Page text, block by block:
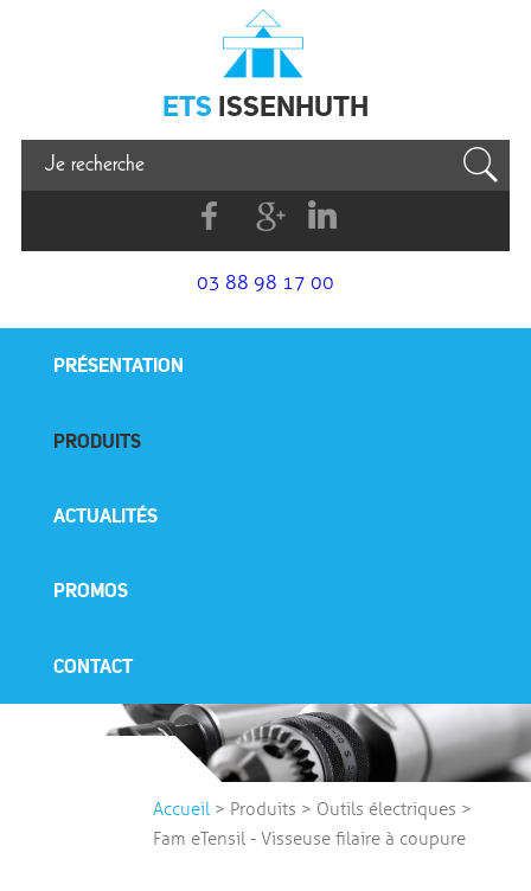
Issenhuth
ETS ISSENHUTH
FacebookG+
Linkedin
03 88 98 17 00
PRÉSENTATION
PRODUITS
ACTUALITÉS
PROMOS
CONTACT
Accueil > Produits > Outils électriques >
Fam eTensil - Visseuse filaire à coupure